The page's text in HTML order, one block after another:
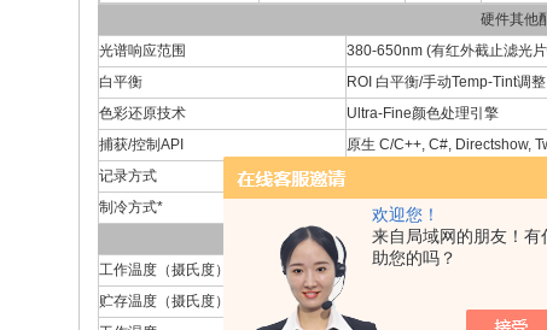
欢迎您！
来自局域网的朋友！有
助您的吗？
硬件其他
光谱响应范围
380-650nm (有红外截止滤光
白平衡
ROI 白平衡/手动Temp-Tint调整
色彩还原技术
Ultra-Fine颜色处理引擎
捕获/控制API
原生 C/C++, C#, Directshow,
记录方式
制冷方式*
自然冷却
相机工
工作温度（摄氏度）
-10℃~ 50℃
贮存温度（摄氏度）